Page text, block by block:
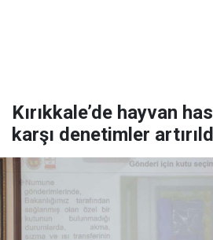
Kırıkkale’de hayvan
karşı denetimler